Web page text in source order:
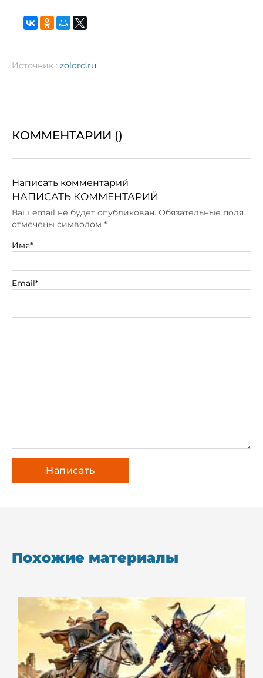
Источник : zolord.ru
КОММЕНТАРИИ ()
Написать комментарий
НАПИСАТЬ КОММЕНТАРИЙ
Ваш email не будет опубликован. Обязательные поля
отмечены символом *
Имя*
Email*
Похожие материалы